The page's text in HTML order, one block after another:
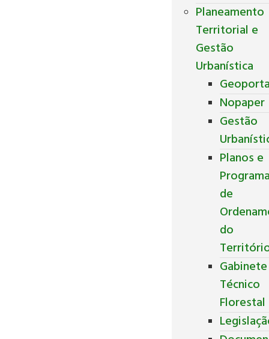
Planeamento
Territorial e
Gestão
Urbanística
Nopaper
Gestão
Planos e
de
do
Gabinete
Técnico
Florestal